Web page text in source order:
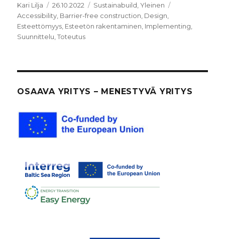
Kirjoittaja
Kari Lilja Julkaistu
26.10.2022 Kategoriat
Sustainabuild,Yleinen
Accessibility, Barrier-free construction, Design,
Esteettömyys, Esteetön rakentaminen, Implementing,
Suunnittelu,Toteutus
OSAAVA YRITYS – MENESTYVÄ YRITYS